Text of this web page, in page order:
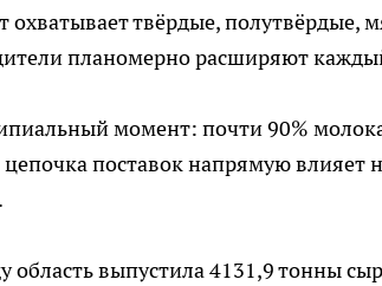
твёрдые, полутвёрдые,
планомерно расширяют
момент: почти 90%
цепочка поставок напрямую влияет
выпустила 4131,9 тонны